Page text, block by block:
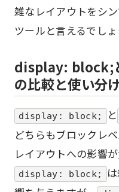
雑なレイアウトをシ
ツールと言えるでしょ
display: block;
の比較と使い分
display: block; と
どちらもブロックレ
レイアウトへの影響
display: block;